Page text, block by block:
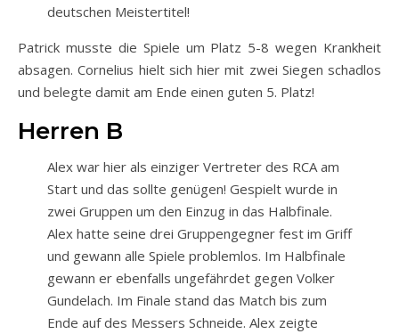
deutschen Meistertitel!
Patrick musste die Spiele um Platz 5-8 wegen Krankheit
absagen. Cornelius hielt sich hier mit zwei Siegen schadlos
und belegte damit am Ende einen guten 5. Platz!
Herren B
Alex war hier als einziger Vertreter des RCA am
Start und das sollte genügen! Gespielt wurde in
zwei Gruppen um den Einzug in das Halbfinale.
Alex hatte seine drei Gruppengegner fest im Griff
und gewann alle Spiele problemlos. Im Halbfinale
gewann er ebenfalls ungefährdet gegen Volker
Gundelach. Im Finale stand das Match bis zum
Ende auf des Messers Schneide. Alex zeigte